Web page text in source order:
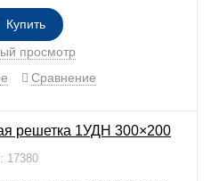
Купить
просмотр
Сравнение
решетка 1УДН 300×200
17380